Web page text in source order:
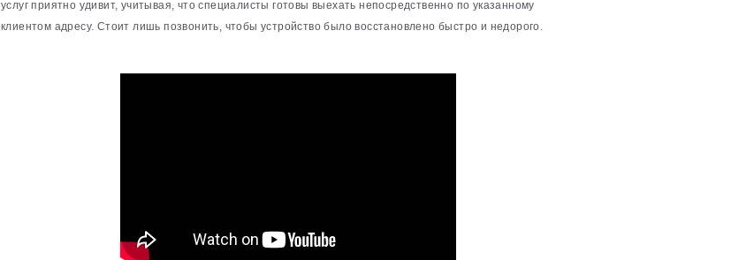
услуг приятно удивит, учитывая, что специалисты готовы выехать непосредственно по указанному
клиентом адресу. Стоит лишь позвонить, чтобы устройство было восстановлено быстро и недорого.